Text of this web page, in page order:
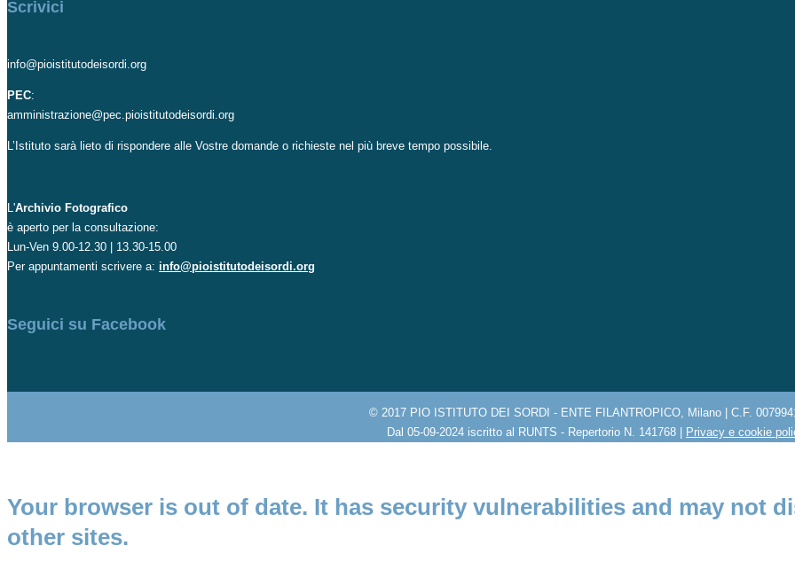
Scrivici
info@pioistitutodeisordi.org
PEC:
amministrazione@pec.pioistitutodeisordi.org
L’Istituto sarà lieto di rispondere alle Vostre domande o richieste nel più breve tempo possibile.
L'Archivio Fotografico
è aperto per la consultazione:
Lun-Ven 9.00-12.30 | 13.30-15.00
Per appuntamenti scrivere a: info@pioistitutodeisordi.org
Seguici su Facebook
© 2017 PIO ISTITUTO DEI SORDI - ENTE FILANTROPICO, Milano | C.F.
Dal 05-09-2024 iscritto al RUNTS - Repertorio N. 141768 | Privacy e cookie
Your browser is out of date. It has security vulnerabilities and may not
other sites.